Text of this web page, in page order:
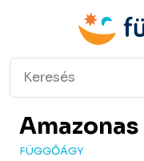
Amazonas
FÜGGŐÁGY